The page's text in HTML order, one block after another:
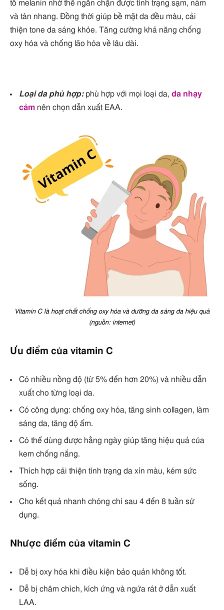
tố melanin nhờ thế ngăn chặn được tình trạng sạm, nám
và tàn nhang. Đồng thời giúp bề mặt da đều màu, cải
thiện tone da sáng khỏe. Tăng cường khả năng chống
oxy hóa và chống lão hóa về lâu dài.
Loại da phù hợp:phù hợp với mọi loại da, da nhạy
cảm nên chọn dẫn xuất EAA.
Vitamin C là hoạt chất chống oxy hóa và dưỡng da sáng da hiệu quả
(nguồn: internet)
Ưu điểm của vitamin C
Có nhiều nồng độ (từ 5% đến hơn 20%) và nhiều dẫn
xuất cho từng loại da.
Có công dụng: chống oxy hóa, tăng sinh collagen, làm
sáng da, tăng độ ẩm.
Có thể dùng được hằng ngày giúp tăng hiệu quả của
kem chống nắng.
Thích hợp cải thiện tình trạng da xỉn màu, kém sức
sống.
Cho kết quả nhanh chóng chỉ sau 4 đến 8 tuần sử
dụng.
Nhược điểm của vitamin C
Dễ bị oxy hóa khi điều kiện bảo quản không tốt.
Dễ bị châm chích, kích ứng và ngứa rát ở dẫn xuất
LAA.